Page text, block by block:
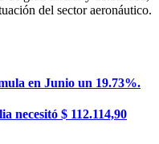
del sector aeronáutico.
en Junio un 19.73%.
necesitó $ 112.114,90